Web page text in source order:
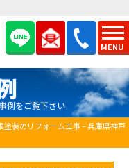
MENU
例をご覧下さい
塗装のリフォーム工事 – 兵庫県神戸